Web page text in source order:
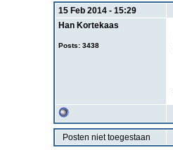
15 Feb 2014 - 15:29
Han Kortekaas
Posts: 3438
Posten niet toegestaan